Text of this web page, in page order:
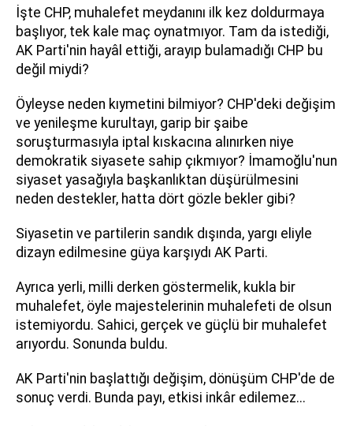
İşte CHP, muhalefet meydanını ilk kez doldurmaya
başlıyor, tek kale maç oynatmıyor. Tam da istediği,
AK Parti'nin hayâl ettiği, arayıp bulamadığı CHP bu
değil miydi?
Öyleyse neden kıymetini bilmiyor? CHP'deki değişim
ve yenileşme kurultayı, garip bir şaibe
soruşturmasıyla iptal kıskacına alınırken niye
demokratik siyasete sahip çıkmıyor? İmamoğlu'nun
siyaset yasağıyla başkanlıktan düşürülmesini
neden destekler, hatta dört gözle bekler gibi?
Siyasetin ve partilerin sandık dışında, yargı eliyle
dizayn edilmesine güya karşıydı AK Parti.
Ayrıca yerli, milli derken göstermelik, kukla bir
muhalefet, öyle majestelerinin muhalefeti de olsun
istemiyordu. Sahici, gerçek ve güçlü bir muhalefet
arıyordu. Sonunda buldu.
AK Parti'nin başlattığı değişim, dönüşüm CHP'de de
sonuç verdi. Bunda payı, etkisi inkâr edilemez...